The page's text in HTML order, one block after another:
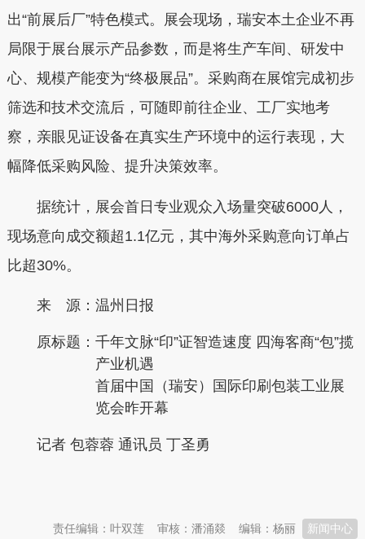
出“前展后厂”特色模式。展会现场，瑞安本土企业不再
局限于展台展示产品参数，而是将生产车间、研发中
心、规模产能变为“终极展品”。采购商在展馆完成初步
筛选和技术交流后，可随即前往企业、工厂实地考
察，亲眼见证设备在真实生产环境中的运行表现，大
幅降低采购风险、提升决策效率。
据统计，展会首日专业观众入场量突破6000人，
现场意向成交额超1.1亿元，其中海外采购意向订单占
比超30%。
来 源：温州日报
原标题： 千年文脉“印”证智造速度 四海客商“包”揽
产业机遇
首届中国（瑞安）国际印刷包装工业展
览会昨开幕
记者 包蓉蓉 通讯员 丁圣勇
新闻中心
编辑：杨丽
审核：潘涌燚
责任编辑：叶双莲